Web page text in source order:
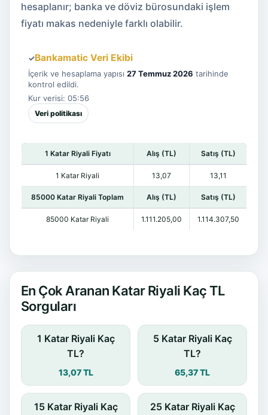
hesaplanır; banka ve döviz bürosundaki işlem
fiyatı makas nedeniyle farklı olabilir.
✓Bankamatic Veri Ekibi
İçerik ve hesaplama yapısı 27 Temmuz 2026 tarihinde
kontrol edildi.
Kur verisi: 05:56
Veri politikası
1 Katar Riyali Fiyatı Alış (TL) Satış (TL)
1 Katar Riyali 13,07 13,11
85000 Katar Riyali Toplam Alış (TL) Satış (TL)
85000 Katar Riyali 1.111.205,00 1.114.307,50
En Çok Aranan Katar Riyali Kaç TL
Sorguları
1 Katar Riyali Kaç
TL?
13,07 TL
5 Katar Riyali Kaç
TL?
65,37 TL
15 Katar Riyali Kaç
25 Katar Riyali Kaç